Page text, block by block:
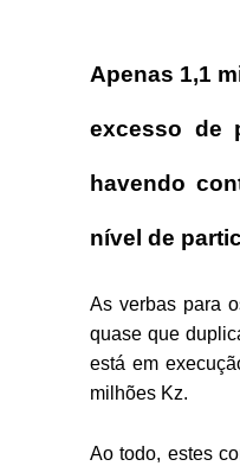
Apenas 1,1
excesso de
havendo
nível de
As verbas para
quase que
está em
milhões Kz.
Ao todo, estes